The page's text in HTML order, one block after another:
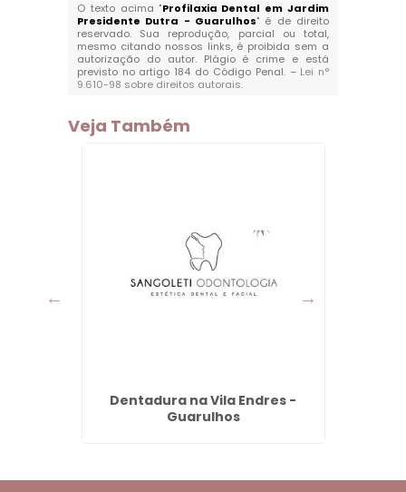
O texto acima "Profilaxia Dental em Jardim
Presidente Dutra - Guarulhos" é de direito
reservado. Sua reprodução, parcial ou total,
mesmo citando nossos links, é proibida sem a
autorização do autor. Plágio é crime e está
previsto no artigo 184 do Código Penal. – Lei n°
9.610-98 sobre direitos autorais.
Veja Também
Dentadura na Vila Endres -
Guarulhos